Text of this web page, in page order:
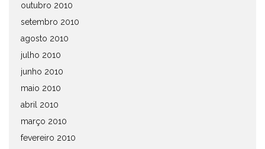
outubro 2010
setembro 2010
agosto 2010
julho 2010
junho 2010
maio 2010
abril 2010
março 2010
fevereiro 2010